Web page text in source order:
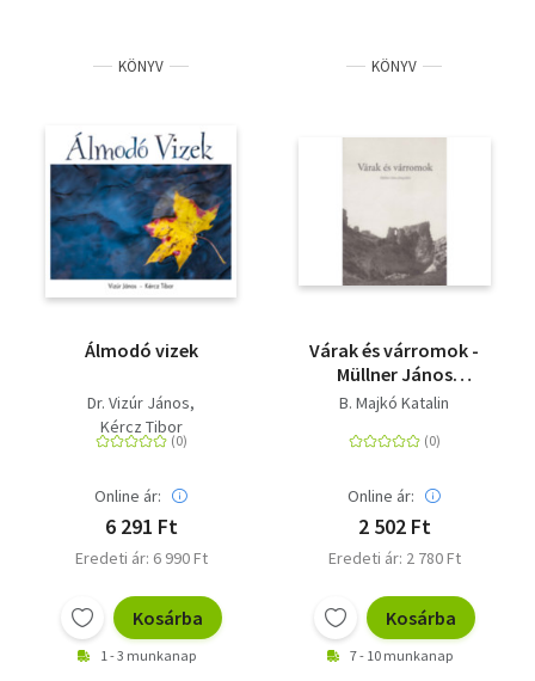
KÖNYV
Álmodó vizek
Dr. Vizúr János
Kércz Tibor
Online ár:
6 291 Ft
Eredeti ár: 6 990 Ft
Kosárba
1 - 3 munkanap
KÖNYV
Várak és várromok -
Müllner János
fotográfiái a Magyar
Egyetem
B. Majkó Katalin
Online ár:
2 502 Ft
Eredeti ár: 2 780 Ft
Kosárba
7 - 10 munkanap